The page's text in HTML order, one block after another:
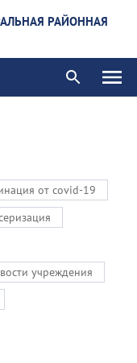
РАЙОННАЯ
от covid-19
учреждения